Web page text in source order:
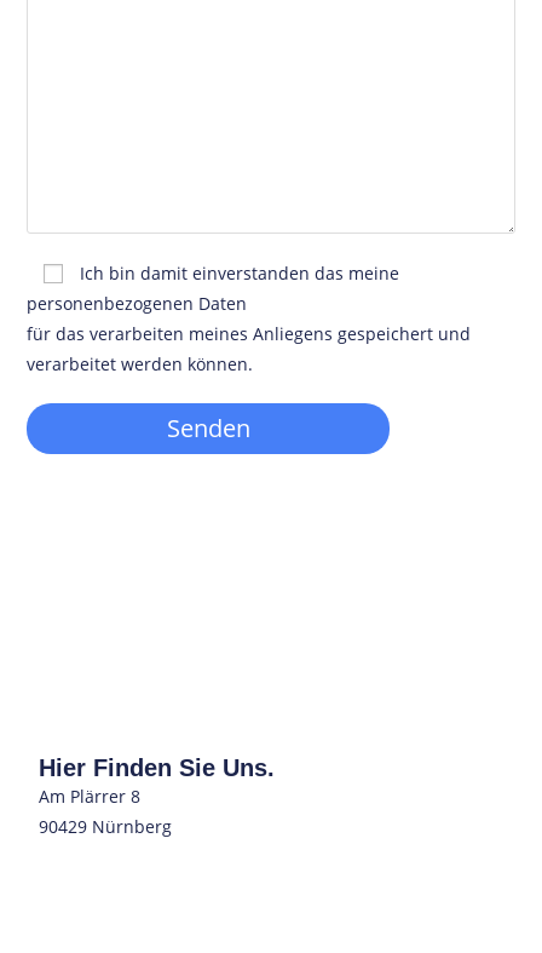
Ich bin damit einverstanden das meine
personenbezogenen Daten
für das verarbeiten meines Anliegens gespeichert und
verarbeitet werden können.
Hier Finden Sie Uns.
Am Plärrer 8
90429 Nürnberg